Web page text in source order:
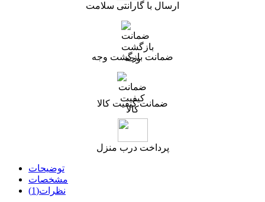
ارسال با گارانتی سلامت
ضمانت بازگشت وجه
ضمانت کیفیت کالا
پرداخت درب منزل
توضیحات
مشخصات
نظرات(1)